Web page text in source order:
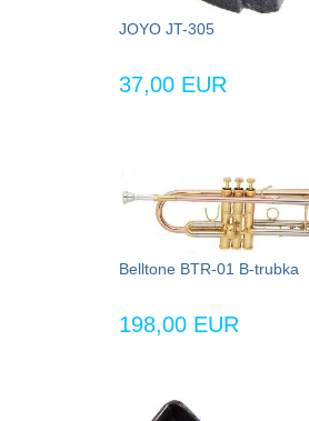
JOYO JT-305
37,00 EUR
Belltone BTR-01 B-trubka
198,00 EUR